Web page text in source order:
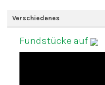
Verschiedenes
Fundstücke auf